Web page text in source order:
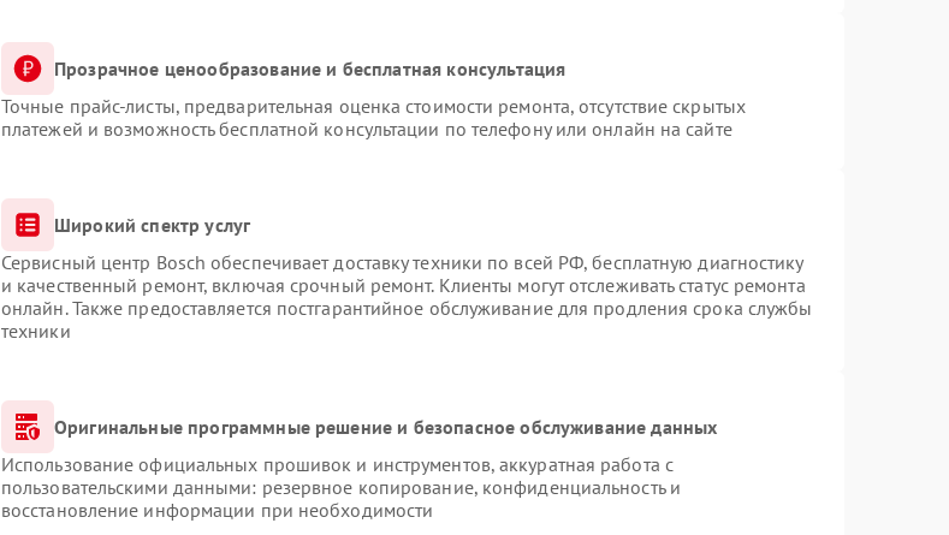
Прозрачное ценообразование и бесплатная консультация
Точные прайс-листы, предварительная оценка стоимости ремонта, отсутствие скрытых
платежей и возможность бесплатной консультации по телефону или онлайн на сайте
Широкий спектр услуг
Сервисный центр Bosch обеспечивает доставку техники по всей РФ, бесплатную диагностику
и качественный ремонт, включая срочный ремонт. Клиенты могут отслеживать статус ремонта
онлайн. Также предоставляется постгарантийное обслуживание для продления срока службы
техники
Оригинальные программные решение и безопасное обслуживание данных
Использование официальных прошивок и инструментов, аккуратная работа с
пользовательскими данными: резервное копирование, конфиденциальность и
восстановление информации при необходимости